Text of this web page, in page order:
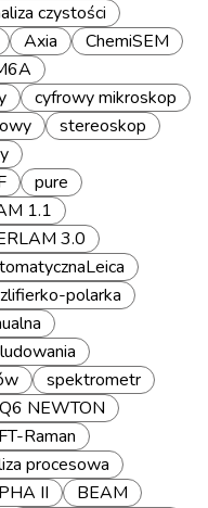
czystości
Axia
ChemiSEM
cyfrowy mikroskop
stereoskop
pure
1.1
3.0
polarka
spektrometr
Q6 NEWTON
Raman
procesowa
II
BEAM